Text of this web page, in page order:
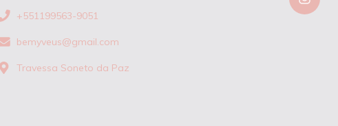
+551199563-9051
bemyveus@gmail.com
Travessa Soneto da Paz